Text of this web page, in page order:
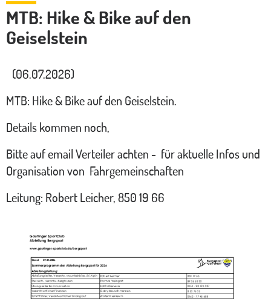
MTB: Hike & Bike auf den
Geiselstein
(06.07.2026)
MTB: Hike & Bike auf den Geiselstein.
Details kommen noch,
Bitte auf email Verteiler achten - für aktuelle Infos und
Organisation von Fahrgemeinschaften
Leitung: Robert Leicher, 850 19 66